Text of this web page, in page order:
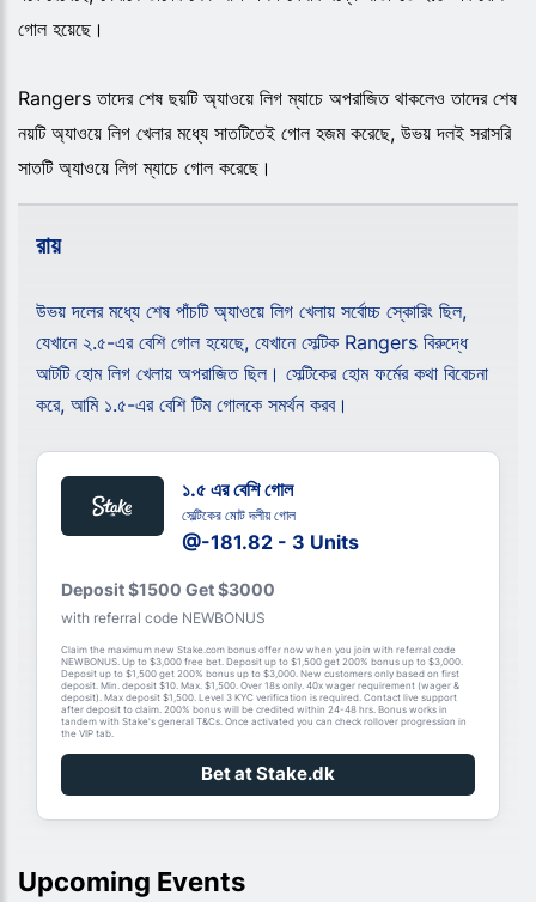
গোল হয়েছে।
Rangers তাদের শেষ ছয়টি অ্যাওয়ে লিগ ম্যাচে অপরাজিত থাকলেও তাদের শেষ
নয়টি অ্যাওয়ে লিগ খেলার মধ্যে সাতটিতেই গোল হজম করেছে, উভয় দলই সরাসরি
সাতটি অ্যাওয়ে লিগ ম্যাচে গোল করেছে।
রায়
উভয় দলের মধ্যে শেষ পাঁচটি অ্যাওয়ে লিগ খেলায় সর্বোচ্চ স্কোরিং ছিল,
যেখানে ২.৫-এর বেশি গোল হয়েছে, যেখানে সেল্টিক Rangers বিরুদ্ধে
আটটি হোম লিগ খেলায় অপরাজিত ছিল। সেল্টিকের হোম ফর্মের কথা বিবেচনা
করে, আমি ১.৫-এর বেশি টিম গোলকে সমর্থন করব।
১.৫ এর বেশি গোল
সেল্টিকের মোট দলীয় গোল
@-181.82 - 3 Units
Deposit $1500 Get $3000
with referral code NEWBONUS
Claim the maximum new Stake.com bonus offer now when you join with referral code
NEWBONUS. Up to $3,000 free bet. Deposit up to $1,500 get 200% bonus up to $3,000.
Deposit up to $1,500 get 200% bonus up to $3,000. New customers only based on first
deposit. Min. deposit $10. Max. $1,500. Over 18s only. 40x wager requirement (wager &
deposit). Max deposit $1,500. Level 3 KYC verification is required. Contact live support
after deposit to claim. 200% bonus will be credited within 24-48 hrs. Bonus works in
tandem with Stake's general T&Cs. Once activated you can check rollover progression in
the VIP tab.
Bet at Stake.dk
Upcoming Events